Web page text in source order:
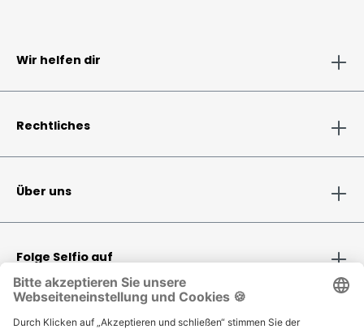
Wir helfen dir
Rechtliches
Über uns
Folge Selfio auf
Zahlungsmethoden